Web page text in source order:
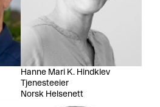
Hanne Mari K. Hindklev
Tjenesteeier
Norsk Helsenett